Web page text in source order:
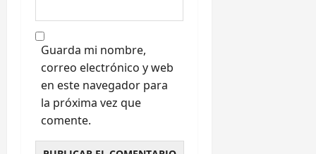
Guarda mi nombre,
correo electrónico y web
en este navegador para
la próxima vez que
comente.